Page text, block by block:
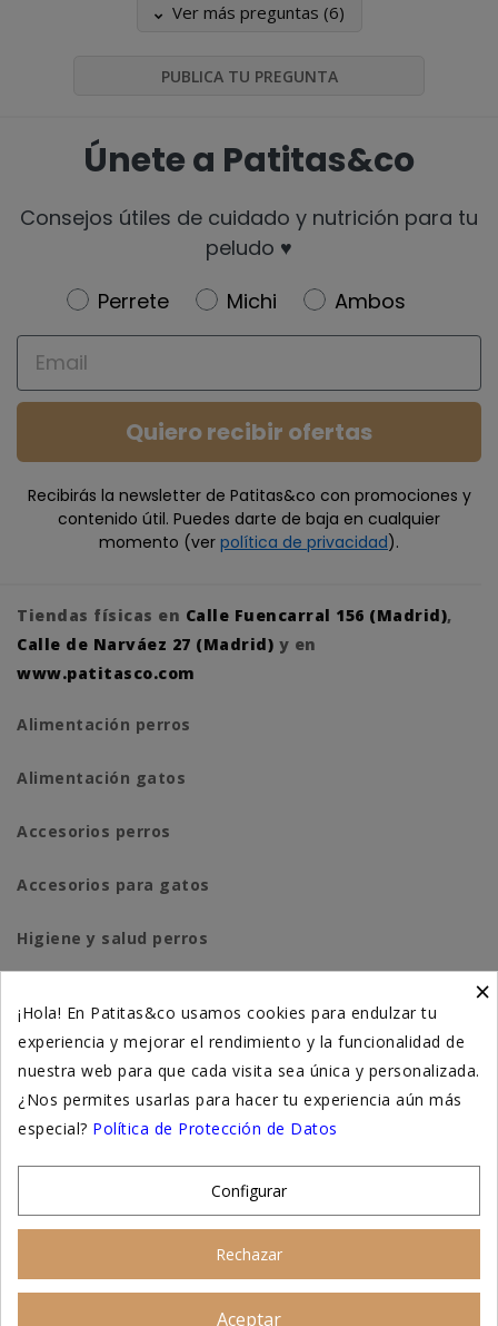
Ver más preguntas (6)
PUBLICA TU PREGUNTA
Únete a Patitas&co
Consejos útiles de cuidado y nutrición para tu
peludo ♥️
Newsletter
Perrete Michi
Ambos
Email
Quiero recibir ofertas
Recibirás la newsletter de Patitas&co con promociones y
contenido útil. Puedes darte de baja en cualquier
momento (ver política de privacidad).
Tiendas físicas en Calle Fuencarral 156 (Madrid),
Calle de Narváez 27 (Madrid) y en
www.patitasco.com
Alimentación perros
Alimentación gatos
Accesorios perros
Accesorios para gatos
Higiene y salud perros
Suplementación natural
Otros
×
¡Hola! En Patitas&co usamos cookies para endulzar tu
experiencia y mejorar el rendimiento y la funcionalidad de
nuestra web para que cada visita sea única y personalizada.
¿Nos permites usarlas para hacer tu experiencia aún más
especial? Política de Protección de Datos
Configurar
Rechazar
Aceptar